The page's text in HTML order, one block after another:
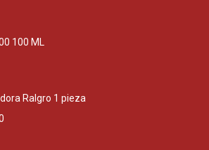
100 ML
Ralgro 1 pieza